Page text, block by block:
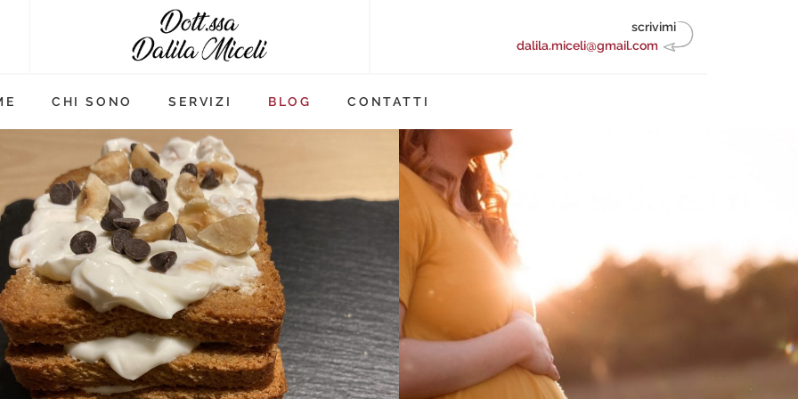
scrivimi
dalila.miceli@gmail.com
CHI SONO SERVIZI BLOG CONTATTI